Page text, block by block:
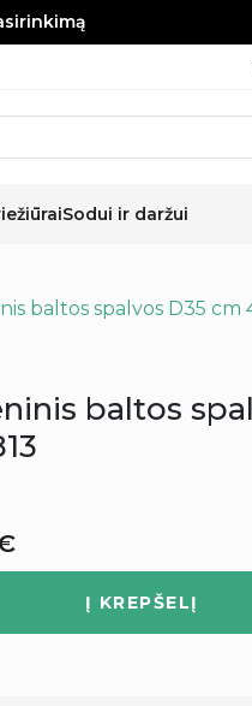
Sodui ir daržui
baltos spalvos D35 cm
baltos
Į KREPŠELĮ